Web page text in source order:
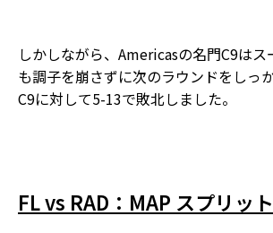
しかしながら、Americasの名門C9は
も調子を崩さずに次のラウンドをしっ
C9に対して5-13で敗北しました。
FL vs RAD：MAP スプリット